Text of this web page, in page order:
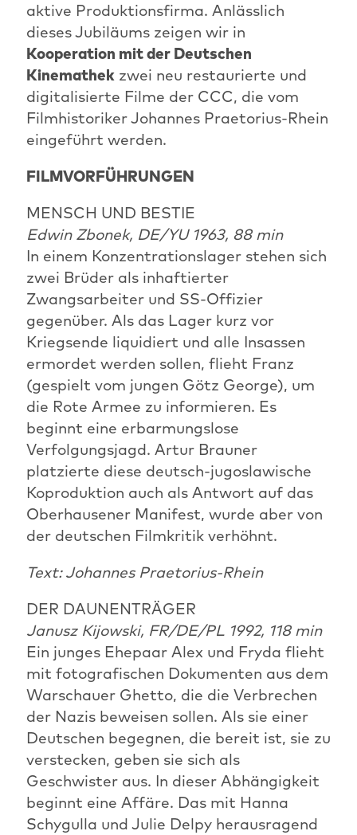
aktive Produktionsfirma. Anlässlich
dieses Jubiläums zeigen wir in
Kooperation mit der Deutschen
Kinemathekzwei neu restaurierte und
digitalisierte Filme der CCC, die vom
Filmhistoriker Johannes Praetorius-Rhein
eingeführt werden.
FILMVORFÜHRUNGEN
MENSCH UND BESTIE
Edwin Zbonek, DE/YU 1963, 88 min
In einem Konzentrationslager stehen sich
zwei Brüder als inhaftierter
Zwangsarbeiter und SS-Offizier
gegenüber. Als das Lager kurz vor
Kriegsende liquidiert und alle Insassen
ermordet werden sollen, flieht Franz
(gespielt vom jungen Götz George), um
die Rote Armee zu informieren. Es
beginnt eine erbarmungslose
Verfolgungsjagd. Artur Brauner
platzierte diese deutsch-jugoslawische
Koproduktion auch als Antwort auf das
Oberhausener Manifest, wurde aber von
der deutschen Filmkritik verhöhnt.
Text: Johannes Praetorius-Rhein
DER DAUNENTRÄGER
Janusz Kijowski, FR/DE/PL 1992, 118 min
Ein junges Ehepaar Alex und Fryda flieht
mit fotografischen Dokumenten aus dem
Warschauer Ghetto, die die Verbrechen
der Nazis beweisen sollen. Als sie einer
Deutschen begegnen, die bereit ist, sie zu
verstecken, geben sie sich als
Geschwister aus. In dieser Abhängigkeit
beginnt eine Affäre. Das mit Hanna
Schygulla und Julie Delpy herausragend